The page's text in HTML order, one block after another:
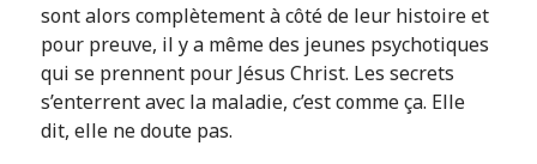
sont alors complètement à côté de leur histoire et
pour preuve, il y a même des jeunes psychotiques
qui se prennent pour Jésus Christ. Les secrets
s’enterrent avec la maladie, c’est comme ça. Elle
dit, elle ne doute pas.